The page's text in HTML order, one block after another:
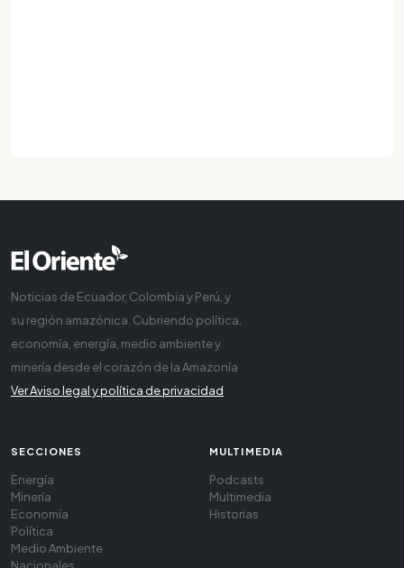
Noticias de Ecuador, Colombia y Perú, y
su región amazónica. Cubriendo política,
economía, energía, medio ambiente y
minería desde el corazón de la Amazonía
Ver Aviso legal y política de privacidad
SECCIONES
Energía
Minería
Economía
Política
Medio Ambiente
MULTIMEDIA
Podcasts
Multimedia
Historias